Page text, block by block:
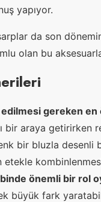
yapıyor.
da son
olan bu aksesuarlar
gereken
bir araya
bir bluzla desenli
etekle
önemli bir rol
büyük fark